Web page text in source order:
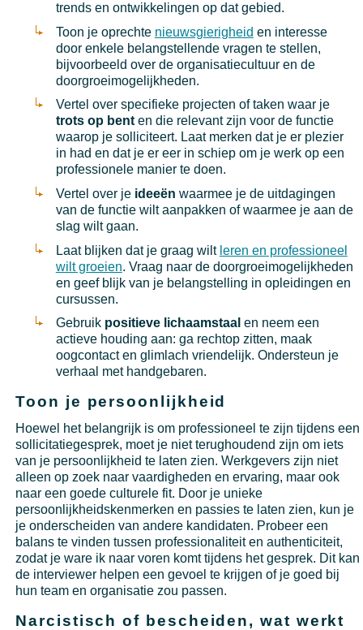
trends en ontwikkelingen op dat gebied.
Toon je oprechte nieuwsgierigheid en interesse
door enkele belangstellende vragen te stellen,
bijvoorbeeld over de organisatiecultuur en de
doorgroeimogelijkheden.
Vertel over specifieke projecten of taken waar je
trots op benten die relevant zijn voor de functie
waarop je solliciteert. Laat merken dat je er plezier
in had en dat je er eer in schiep om je werk op een
professionele manier te doen.
Vertel over je ideeën waarmee je de uitdagingen
van de functie wilt aanpakken of waarmee je aan de
slag wilt gaan.
Laat blijken dat je graag wilt leren en professioneel
wilt groeien. Vraag naar de doorgroeimogelijkheden
en geef blijk van je belangstelling in opleidingen en
cursussen.
Gebruik positieve lichaamstaal en neem een
actieve houding aan: ga rechtop zitten, maak
oogcontact en glimlach vriendelijk. Ondersteun je
verhaal met handgebaren.
Toon je persoonlijkheid
Hoewel het belangrijk is om professioneel te zijn tijdens een
sollicitatiegesprek, moet je niet terughoudend zijn om iets
van je persoonlijkheid te laten zien. Werkgevers zijn niet
alleen op zoek naar vaardigheden en ervaring, maar ook
naar een goede culturele fit. Door je unieke
persoonlijkheidskenmerken en passies te laten zien, kun je
je onderscheiden van andere kandidaten. Probeer een
balans te vinden tussen professionaliteit en authenticiteit,
zodat je ware ik naar voren komt tijdens het gesprek. Dit kan
de interviewer helpen een gevoel te krijgen of je goed bij
hun team en organisatie zou passen.
Narcistisch of bescheiden, wat werkt